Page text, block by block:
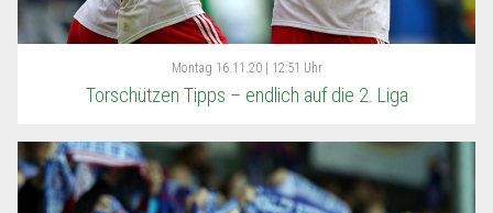
Montag 16.11.20 | 12:51 Uhr
Torschützen Tipps – endlich auf die 2. Liga